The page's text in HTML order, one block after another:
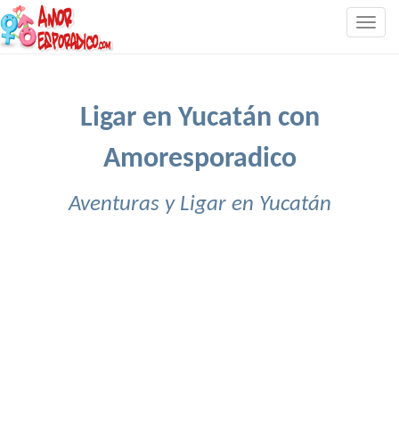
Ligar en Yucatán con
Amoresporadico
Aventuras y Ligar en Yucatán